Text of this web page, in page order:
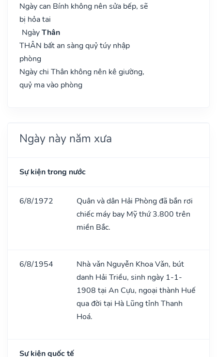
Ngày can Bính không nên sửa bếp, sẽ
bị hỏa tai
NgàyThân
THÂN bất an sàng quỷ túy nhập
phòng
Ngày chi Thân không nên kê giường,
quỷ ma vào phòng
Ngày này năm xưa
Sự kiện trong nước
6/8/1972
Quân và dân Hải Phòng đã bắn rơi
chiếc máy bay Mỹ thứ 3.800 trên
miền Bắc.
6/8/1954
Nhà vǎn Nguyễn Khoa Vǎn, bút
danh Hải Triều, sinh ngày 1-1-
1908 tại An Cựu, ngoại thành Huế
qua đời tại Hà Lũng tỉnh Thanh
Hoá.
Sự kiện quốc tế